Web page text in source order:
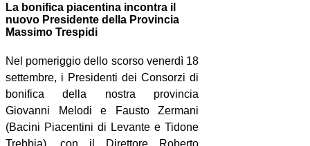
La bonifica piacentina incontra il
nuovo Presidente della Provincia
Massimo Trespidi
Nel pomeriggio dello scorso venerdì 18
settembre, i Presidenti dei Consorzi di
bonifica della nostra provincia
Giovanni Melodi e Fausto Zermani
(Bacini Piacentini di Levante e Tidone
Trebbia), con il Direttore Roberto